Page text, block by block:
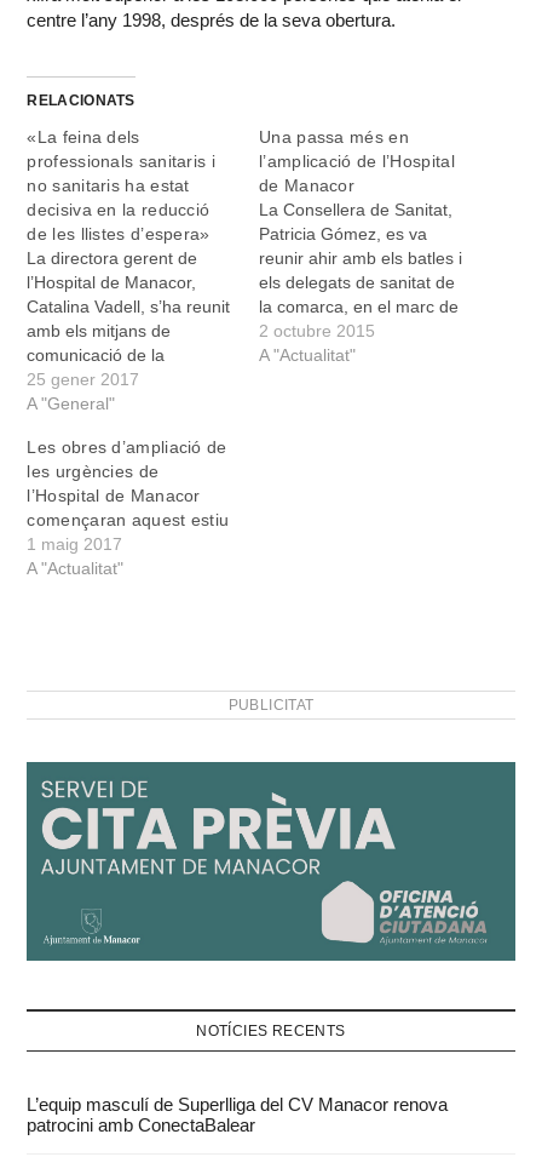
centre l’any 1998, després de la seva obertura.
RELACIONATS
«La feina dels
professionals sanitaris i
no sanitaris ha estat
decisiva en la reducció
de les llistes d’espera»
La directora gerent de
l’Hospital de Manacor,
Catalina Vadell, s’ha reunit
amb els mitjans de
comunicació de la
comarca per donar a
conèixer les dades
centre hospitalari i els
objectius establits per al
2017. Ha destacat que els
bons resultats aconseguits
només han estat
possibles…
25 gener 2017
A "General"
Una passa més en
l’amplicació de l’Hospital
de Manacor
La Consellera de Sanitat,
Patricia Gómez, es va
reunir ahir amb els batles i
els delegats de sanitat de
la comarca, en el marc de
la Comissió de Participació
Ciutadana, per fer un
2 octubre 2015
A "Actualitat"
Les obres d’ampliació de
les urgències de
l’Hospital de Manacor
començaran aquest estiu
1 maig 2017
A "Actualitat"
PUBLICITAT
NOTÍCIES RECENTS
L’equip masculí de Superlliga del CV Manacor renova
patrocini amb ConectaBalear